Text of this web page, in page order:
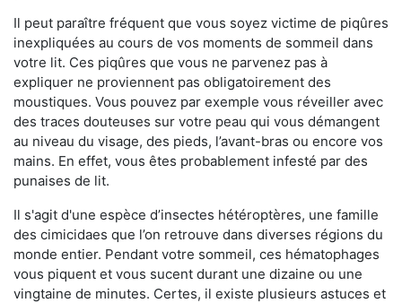
Il peut paraître fréquent que vous soyez victime de piqûres
inexpliquées au cours de vos moments de sommeil dans
votre lit. Ces piqûres que vous ne parvenez pas à
expliquer ne proviennent pas obligatoirement des
moustiques. Vous pouvez par exemple vous réveiller avec
des traces douteuses sur votre peau qui vous démangent
au niveau du visage, des pieds, l’avant-bras ou encore vos
mains. En effet, vous êtes probablement infesté par des
punaises de lit.
Il s'agit d'une espèce d’insectes hétéroptères, une famille
des cimicidaes que l’on retrouve dans diverses régions du
monde entier. Pendant votre sommeil, ces hématophages
vous piquent et vous sucent durant une dizaine ou une
vingtaine de minutes. Certes, il existe plusieurs astuces et